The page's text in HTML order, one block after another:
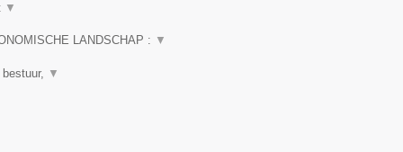
▼
LANDSCHAP : ▼
▼